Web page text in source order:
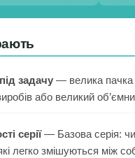
задачу — велика пачка
або великий
серії— Базова серія:
легко змішуються між